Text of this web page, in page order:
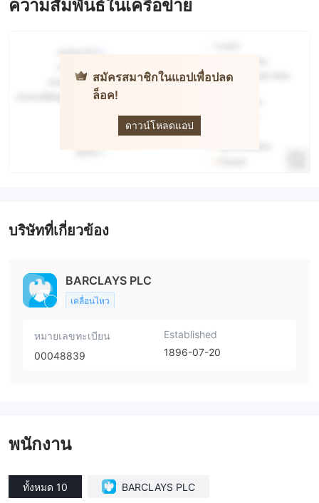
ความสัมพันธ์ในเครือข่าย
สมัครสมาชิกในแอปเพื่อปลด
ล็อค!
ดาวน์โหลดแอป
บริษัทที่เกี่ยวข้อง
BARCLAYS PLC
เคลื่อนไหว
หมายเลขทะเบียน
00048839
Established
1896-07-20
พนักงาน
ทั้งหมด 10 BARCLAYS PLC